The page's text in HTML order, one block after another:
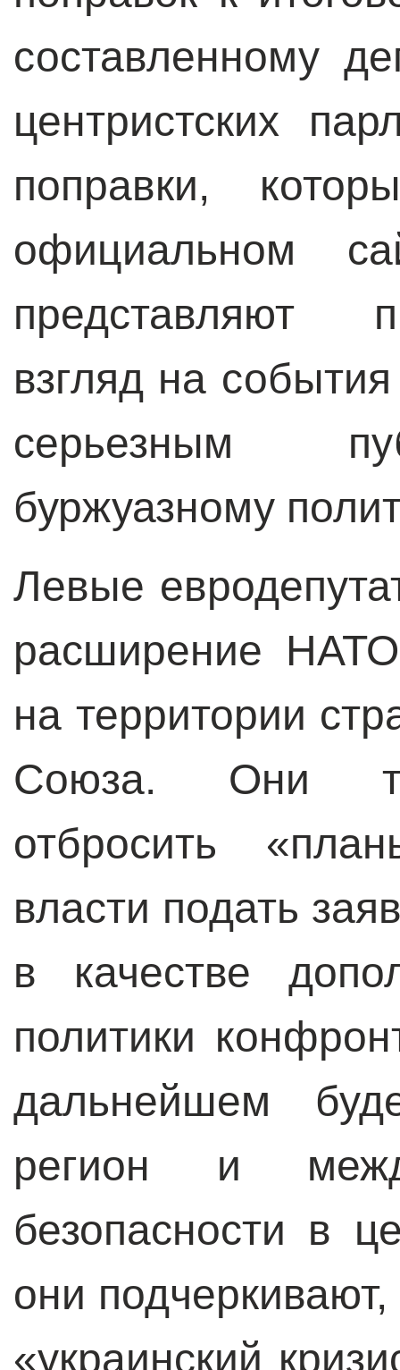
составленному
центристских
поправки,
официальном
представляют
взгляд на
серьезным
буржуазному
Левые
расширение
на территории
Союза. Они
отбросить
власти подать
в качестве
политики
дальнейшем
регион и
безопасности в
они подчеркивают,
«украинский